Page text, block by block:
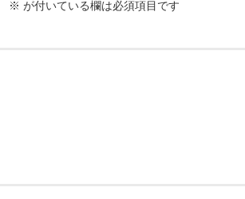
※ が付いている欄は必須項目です